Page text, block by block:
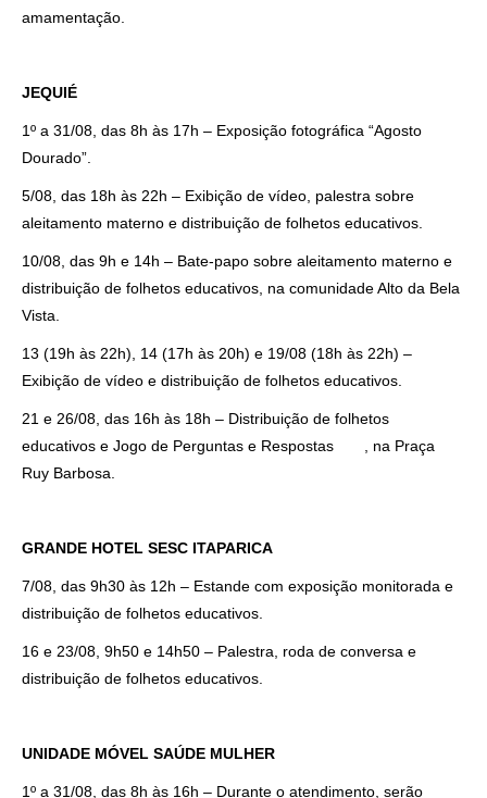
amamentação.
JEQUIÉ
1º a 31/08, das 8h às 17h – Exposição fotográfica “Agosto
Dourado”.
5/08, das 18h às 22h – Exibição de vídeo, palestra sobre
aleitamento materno e distribuição de folhetos educativos.
10/08, das 9h e 14h – Bate-papo sobre aleitamento materno e
distribuição de folhetos educativos, na comunidade Alto da Bela
Vista.
13 (19h às 22h), 14 (17h às 20h) e 19/08 (18h às 22h) –
Exibição de vídeo e distribuição de folhetos educativos.
21 e 26/08, das 16h às 18h – Distribuição de folhetos
educativos e Jogo de Perguntas e Respostas , na Praça
Ruy Barbosa.
GRANDE HOTEL SESC ITAPARICA
7/08, das 9h30 às 12h – Estande com exposição monitorada e
distribuição de folhetos educativos.
16 e 23/08, 9h50 e 14h50 – Palestra, roda de conversa e
distribuição de folhetos educativos.
UNIDADE MÓVEL SAÚDE MULHER
1º a 31/08, das 8h às 16h – Durante o atendimento, serão